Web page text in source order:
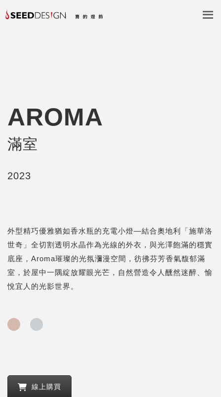
AROMA
滿室
2023
外型精巧優雅猶如香水瓶的充電小燈—結合奧地利「施華洛
世奇」全切割透明水晶作為光線的外衣，與光澤飽滿的穩實
底座，Aroma璀璨的光氛瀰漫空間，彷彿芬芳香氣馥郁滿
室，於屋中一隅綻放耀眼光芒，自然營造令人醺然迷醉、愉
悅宜人的光影世界。
線上購買